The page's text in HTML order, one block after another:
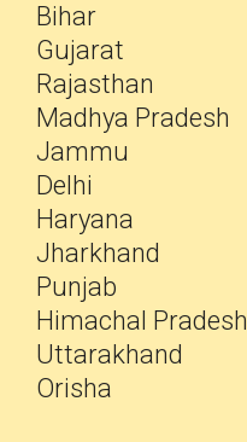
Bihar
Gujarat
Rajasthan
Madhya Pradesh
Jammu
Delhi
Haryana
Jharkhand
Punjab
Himachal Pradesh
Uttarakhand
Orisha